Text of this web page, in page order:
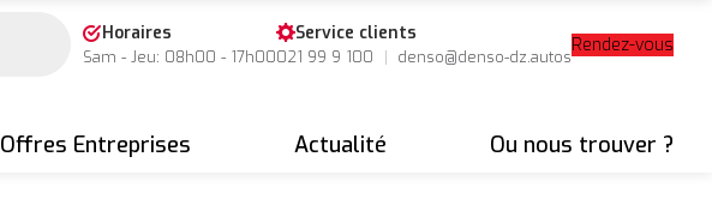
Horaires
Sam - Jeu: 08h00 - 17h00
Service clients
021 99 9 100 denso@denso-dz.autos
Rendez-vous
Offres Entreprises Actualité Ou nous trouver ?